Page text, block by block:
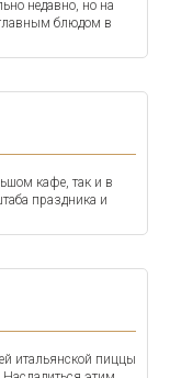
недавно, но на
блюдом в
кафе, так и в
праздника и
итальянской пиццы